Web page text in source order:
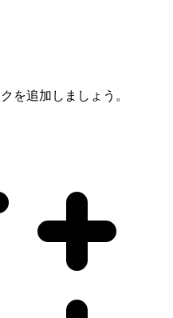
を追加しましょう。